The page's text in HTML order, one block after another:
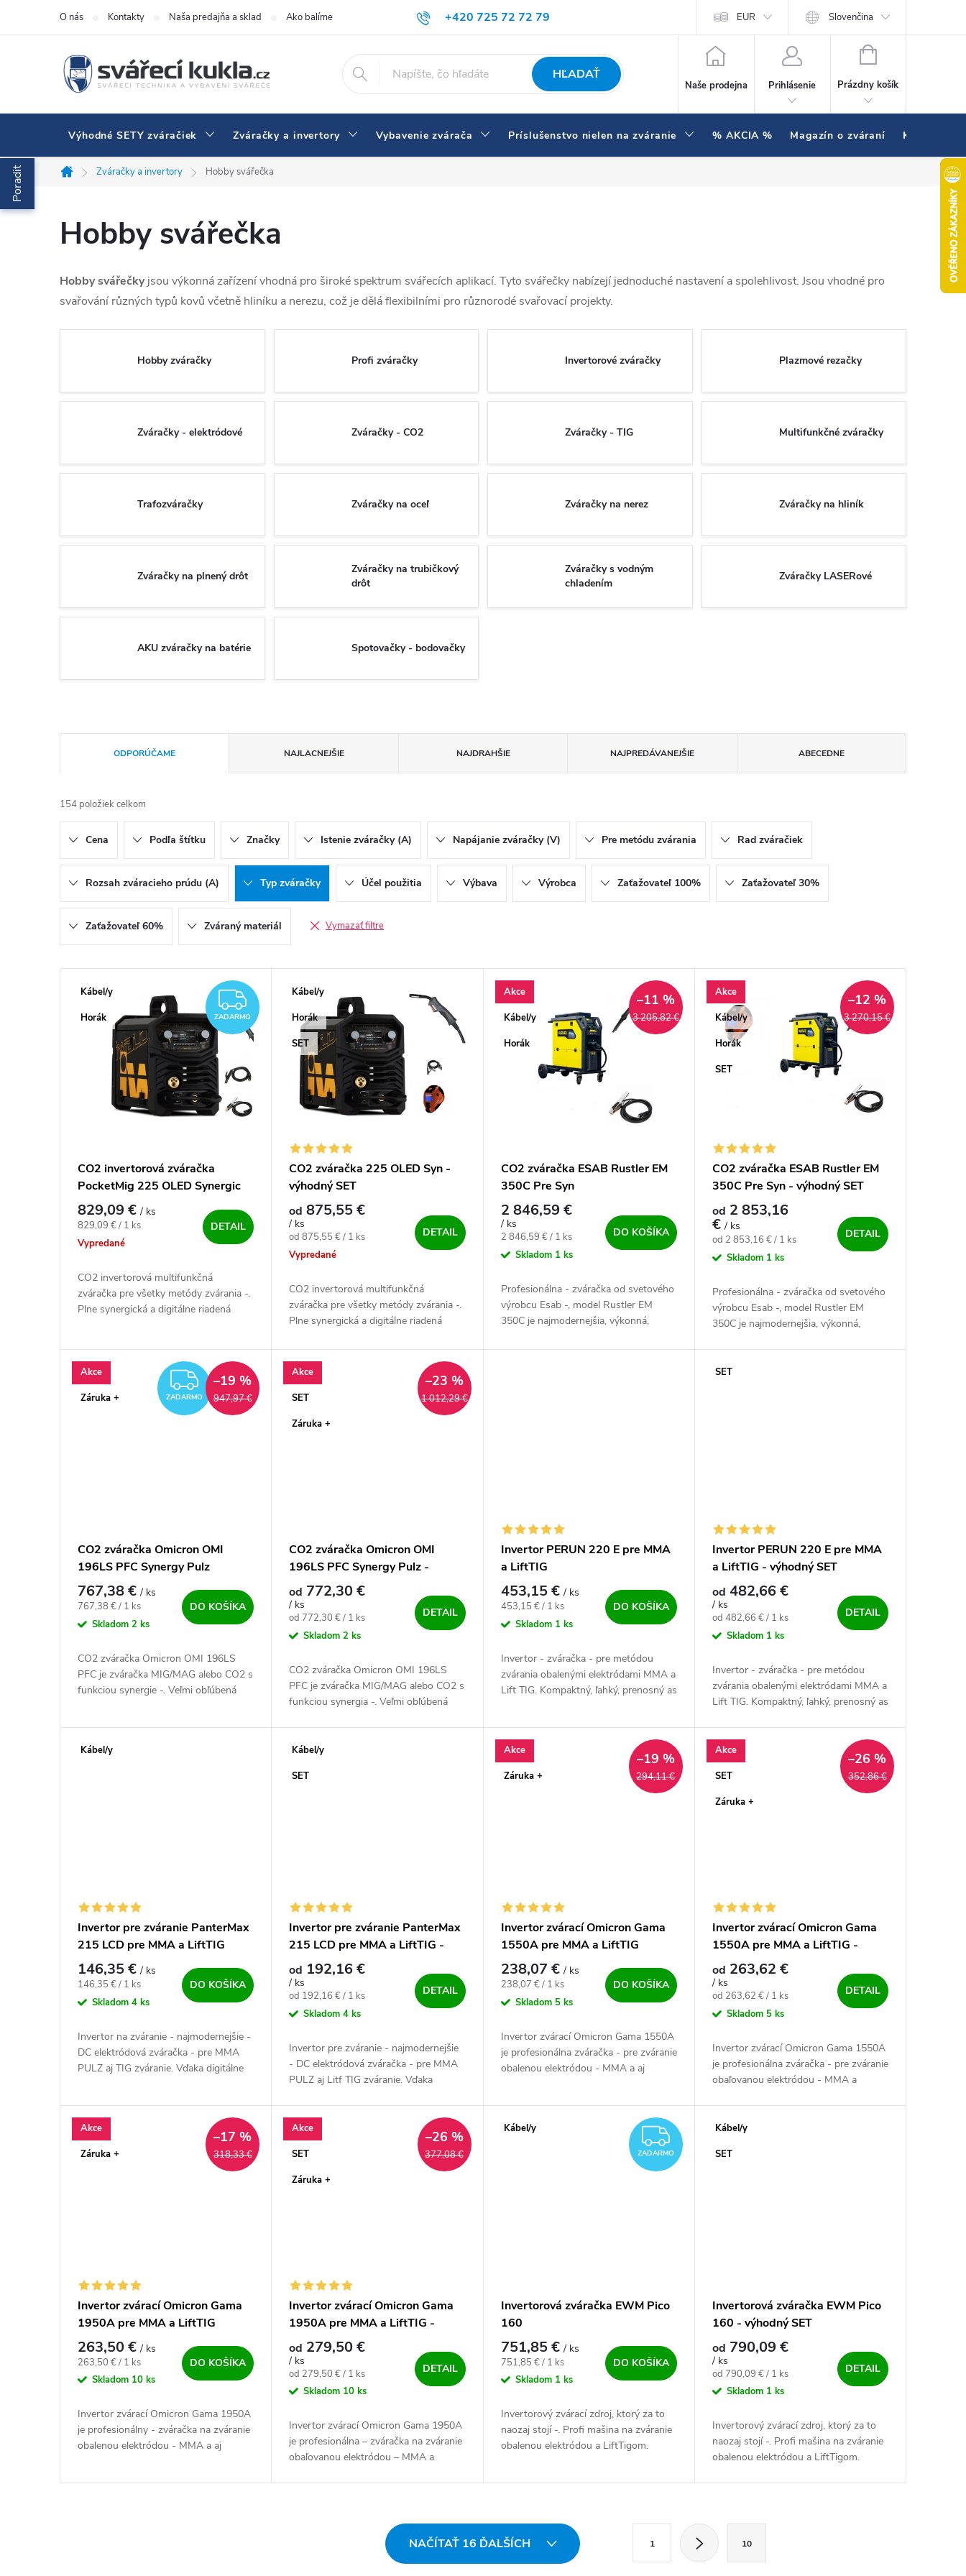
Prejsť na obsah +420 725 72 72 79
eshop@svarecikukla.cz
O nás Kontakty Naša predajňa a sklad Ako balíme Doprava a platba Prečo nakupovať u nás Zváračky a vybavenie testujeme v praxi Hodnotenie obchodu
EUR Slovenčina
HĽADAŤ
Naše prodejna Prihlásenie
NÁKUPNÝ KOŠÍK
Prázdny košík
Výhodné SETY zváračiek Zváračky a invertory Vybavenie zvárača Príslušenstvo nielen na zváranie % AKCIA % Magazín o zváraní Kontakty
Domov
Zváračky a invertory Hobby svářečka
Hobby svářečka
Hobby svářečkyjsou výkonná zařízení vhodná pro široké spektrum svářecích aplikací. Tyto svářečky nabízejí jednoduché nastavení a spolehlivost. Jsou vhodné pro
svařování různých typů kovů včetně hliníku a nerezu, což je dělá flexibilními pro různorodé svařovací projekty.
Hobby zváračky Profi zváračky Invertorové zváračky Plazmové rezačky
Zváračky - elektródové Zváračky - CO2 Zváračky - TIG Multifunkčné zváračky
Trafozváračky Zváračky na oceľ Zváračky na nerez Zváračky na hliník
Zváračky na plnený drôt
Zváračky na trubičkový
drôt
Zváračky s vodným
chladením
Zváračky LASERové
AKU zváračky na batérie Spotovačky - bodovačky
Radenie produktov
ODPORÚČAME NAJLACNEJŠIE NAJDRAHŠIE NAJPREDÁVANEJŠIE ABECEDNE
154 položiek celkom
Cena Podľa štítku Značky Istenie zváračky (A) Napájanie zváračky (V) Pre metódu zvárania Rad zváračiek
Rozsah zváracieho prúdu (A) Typ zváračky Účel použitia Výbava Výrobca Zaťažovateľ 100% Zaťažovateľ 30%
Zaťažovateľ 60% Zváraný materiál Vymazať filtre
Výpis produktov
Kábel/y
Horák
ZADARMO
ZADARMO
CO2 invertorová zváračka
PocketMig 225 OLED Synergic
vrátane horáka
829,09 €/ ks
Jednotková cena:
829,09 € / 1 ks
Vypredané
DETAIL
CO2 invertorová multifunkčná
zváračka pre všetky metódy zvárania -.
Plne synergická a digitálne riadená
Kábel/y
Horák
SET
CO2 zváračka 225 OLED Syn -
výhodný SET
od 875,55 €
/ ks
Jednotková cena:
od 875,55 € / 1 ks
Vypredané
DETAIL
CO2 invertorová multifunkčná
zváračka pre všetky metódy zvárania -.
Plne synergická a digitálne riadená
nastavenie zváracích parametrov na...
Akce
Kábel/y
Horák
3 205,82 €
–11 %
CO2 zváračka ESAB Rustler EM
350C Pre Syn
2 846,59 €
/ ks
Jednotková cena:
2 846,59 € / 1 ks
Skladom 1 ks
DO KOŠÍKA
Profesionálna - zváračka od svetového
výrobcu Esab -, model Rustler EM
350C je najmodernejšia, výkonná,
zváranie v ochrannej atmosfére MIG....
Akce
Kábel/y
Horák
SET
3 270,15 €
–12 %
CO2 zváračka ESAB Rustler EM
350C Pre Syn - výhodný SET
od 2 853,16
€/ ks
Jednotková cena:
od 2 853,16 € / 1 ks
Skladom 1 ks
DETAIL
Profesionálna - zváračka od svetového
výrobcu Esab -, model Rustler EM
350C je najmodernejšia, výkonná,
Akce
Záruka +
ZADARMO
ZADARMO 947,97 €
–19 %
CO2 zváračka Omicron OMI
196LS PFC Synergy Pulz
767,38 €/ ks
Jednotková cena:
767,38 € / 1 ks
Skladom 2 ks
DO KOŠÍKA
CO2 zváračka Omicron OMI 196LS
PFC je zváračka MIG/MAG alebo CO2 s
funkciou synergie -. Veľmi obľúbená
Akce
SET
Záruka +
1 012,29 €
–23 %
CO2 zváračka Omicron OMI
196LS PFC Synergy Pulz -
výhodný SET
od 772,30 €
/ ks
Jednotková cena:
od 772,30 € / 1 ks
Skladom2 ks
DETAIL
CO2 zváračka Omicron OMI 196LS
PFC je zváračka MIG/MAG alebo CO2 s
funkciou synergia -. Veľmi obľúbená
Invertor PERUN 220 E pre MMA
a LiftTIG
453,15 €/ ks
Jednotková cena:
453,15 € / 1 ks
Skladom 1 ks
DO KOŠÍKA
Invertor - zváračka - pre metódou
zvárania obalenými elektródami MMA a
Lift TIG. Kompaktný, ľahký, prenosný as
SET
Invertor PERUN 220 E pre MMA
a LiftTIG - výhodný SET
od 482,66 €
/ ks
Jednotková cena:
od 482,66 € / 1 ks
Skladom 1 ks
DETAIL
Invertor - zváračka - pre metódou
zvárania obalenými elektródami MMA a
Lift TIG. Kompaktný, ľahký, prenosný as
Kábel/y
Invertor pre zváranie PanterMax
215 LCD pre MMA a LiftTIG
146,35 €/ ks
Jednotková cena:
146,35 € / 1 ks
Skladom 4 ks
DO KOŠÍKA
Invertor na zváranie - najmodernejšie -
DC elektródová zváračka - pre MMA
PULZ aj TIG zváranie. Vďaka digitálne
Kábel/y
SET
Invertor pre zváranie PanterMax
215 LCD pre MMA a LiftTIG -
výhodný SET
od 192,16 €
/ ks
Jednotková cena:
od 192,16 € / 1 ks
Skladom4 ks
DETAIL
Invertor pre zváranie - najmodernejšie
- DC elektródová zváračka - pre MMA
PULZ aj Litf TIG zváranie. Vďaka
extrémne...
Akce
Záruka +
294,11 €
–19 %
Invertor zvárací Omicron Gama
1550A pre MMA a LiftTIG
238,07 €/ ks
Jednotková cena:
238,07 € / 1 ks
Skladom 5 ks
DO KOŠÍKA
Invertor zvárací Omicron Gama 1550A
je profesionálna zváračka - pre zváranie
obalenou elektródou - MMA a aj
Akce
SET
Záruka +
352,86 €
–26 %
Invertor zvárací Omicron Gama
1550A pre MMA a LiftTIG -
výhodný SET
od 263,62 €
/ ks
Jednotková cena:
od 263,62 € / 1 ks
Skladom 5 ks
DETAIL
Invertor zvárací Omicron Gama 1550A
je profesionálna zváračka - pre zváranie
obaľovanou elektródou - MMA a
Akce
Záruka +
318,33 €
–17 %
Invertor zvárací Omicron Gama
1950A pre MMA a LiftTIG
263,50 €/ ks
Jednotková cena:
263,50 € / 1 ks
Skladom 10 ks
DO KOŠÍKA
Invertor zvárací Omicron Gama 1950A
je profesionálny - zváračka na zváranie
obalenou elektródou - MMA a aj
Akce
SET
Záruka +
377,08 €
–26 %
Invertor zvárací Omicron Gama
1950A pre MMA a LiftTIG -
výhodný SET
od 279,50 €
/ ks
Jednotková cena:
od 279,50 € / 1 ks
Skladom 10 ks
DETAIL
Invertor zvárací Omicron Gama 1950A
je profesionálna – zváračka na zváranie
obaľovanou elektródou – MMA a
Kábel/y ZADARMO
ZADARMO
Invertorová zváračka EWM Pico
160
751,85 €/ ks
Jednotková cena:
751,85 € / 1 ks
Skladom 1 ks
DO KOŠÍKA
Invertorový zvárací zdroj, ktorý za to
naozaj stojí -. Profi mašina na zváranie
obalenou elektródou a LiftTigom.
Kábel/y
SET
Invertorová zváračka EWM Pico
160 - výhodný SET
od 790,09 €
/ ks
Jednotková cena:
od 790,09 € / 1 ks
Skladom 1 ks
DETAIL
Invertorový zvárací zdroj, ktorý za to
naozaj stojí -. Profi mašina na zváranie
obalenou elektródou a LiftTigom.
NAČÍTAŤ 16 ĎALŠÍCH Stránkovanie
1 10
Poradit